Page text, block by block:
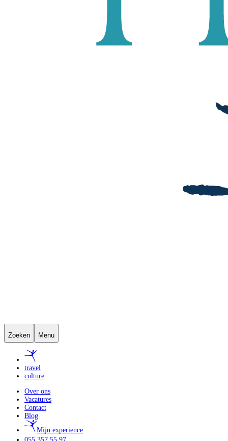
Zoeken Menu
travel
culture
Over ons
Vacatures
Contact
Blog
Mijn experience